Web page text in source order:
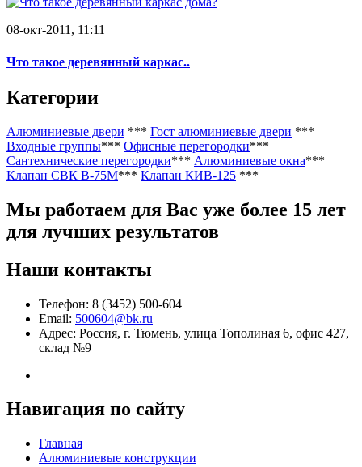
08-окт-2011, 11:11
Что такое деревянный каркас..
Категории
Алюминиевые двери *** Гост алюминиевые двери ***
Входные группы*** Офисные перегородки***
Сантехнические перегородки*** Алюминиевые окна***
Клапан СВК В-75М*** Клапан КИВ-125 ***
Мы работаем для Вас уже более 15 лет
для лучших результатов
Наши контакты
Телефон: 8 (3452) 500-604
Email: 500604@bk.ru
Адрес: Россия, г. Тюмень, улица Тополиная 6, офис 427,
склад №9
Навигация по сайту
Главная
Алюминиевые конструкции